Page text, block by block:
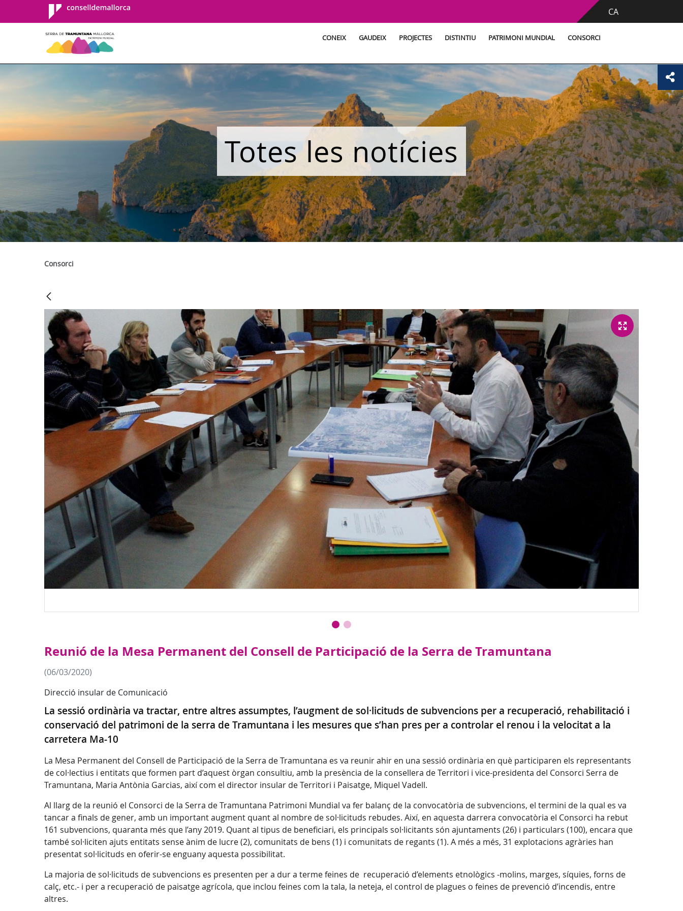
Consell de
Mallorca
CA
CONEIX GAUDEIX PROJECTES DISTINTIU PATRIMONI MUNDIAL CONSORCI
Totes les notícies
Consorci
Reunió de la Mesa Permanent del Consell de Participació de la Serra de Tramuntana
(06/03/2020)
Direcció insular de Comunicació
La sessió ordinària va tractar, entre altres assumptes, l’augment de sol·licituds de subvencions per a recuperació, rehabilitació i
conservació del patrimoni de la serra de Tramuntana i les mesures que s’han pres per a controlar el renou i la velocitat a la
carretera Ma-10
La Mesa Permanent del Consell de Participació de la Serra de Tramuntana es va reunir ahir en una sessió ordinària en què participaren els representants
de col·lectius i entitats que formen part d’aquest òrgan consultiu, amb la presència de la consellera de Territori i vice-presidenta del Consorci Serra de
Tramuntana, Maria Antònia Garcias, així com el director insular de Territori i Paisatge, Miquel Vadell.
Al llarg de la reunió el Consorci de la Serra de Tramuntana Patrimoni Mundial va fer balanç de la convocatòria de subvencions, el termini de la qual es va
tancar a finals de gener, amb un important augment quant al nombre de sol·licituds rebudes. Així, en aquesta darrera convocatòria el Consorci ha rebut
161 subvencions, quaranta més que l’any 2019. Quant al tipus de beneficiari, els principals sol·licitants són ajuntaments (26) i particulars (100), encara que
també sol·liciten ajuts entitats sense ànim de lucre (2), comunitats de bens (1) i comunitats de regants (1). A més a més, 31 explotacions agràries han
presentat sol·licituds en oferir-se enguany aquesta possibilitat.
La majoria de sol·licituds de subvencions es presenten per a dur a terme feines de recuperació d’elements etnològics -molins, marges, síquies, forns de
calç, etc.- i per a recuperació de paisatge agrícola, que inclou feines com la tala, la neteja, el control de plagues o feines de prevenció d’incendis, entre
altres.